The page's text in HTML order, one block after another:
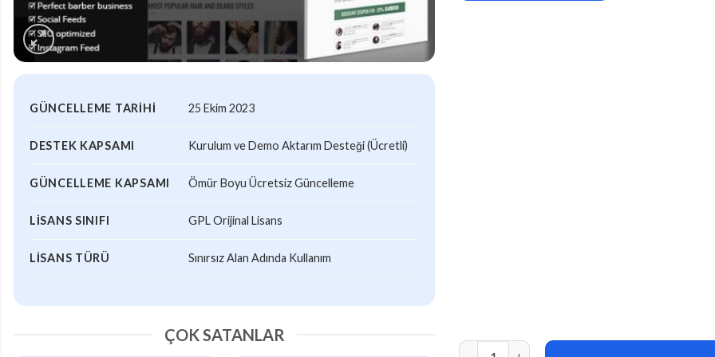
GÜNCELLEME TARIHI 25 Ekim 2023
DESTEK KAPSAMI Kurulum ve Demo Aktarım Desteği (Ücretli)
GÜNCELLEME KAPSAMI Ömür Boyu Ücretsiz Güncelleme
LISANS SINIFI GPL Orijinal Lisans
LISANS TÜRÜ Sınırsız Alan Adında Kullanım
ÇOK SATANLAR
Barber v1.7 WordPress Theme for Barbers &